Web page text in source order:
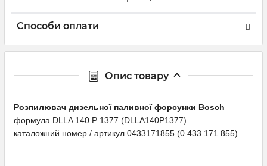
Способи оплати
Опис товару
Розпилювач дизельної паливної форсунки Bosсh
формула DLLA 140 P 1377 (DLLA140P1377)
каталожний номер / артикул 0433171855 (0 433 171 855)